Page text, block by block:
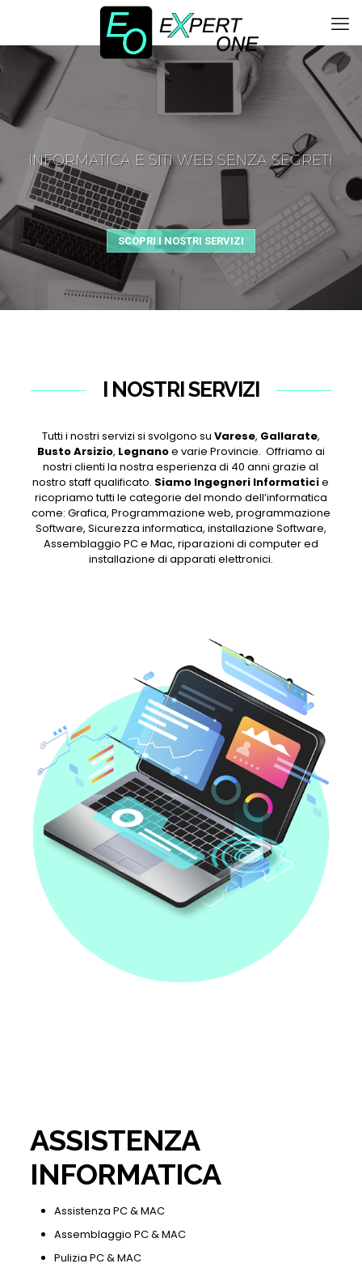
INFORMATICA E SITI WEB SENZA SEGRETI
SCOPRI I NOSTRI SERVIZI
I NOSTRI SERVIZI
Tutti i nostri servizi si svolgono su Varese, Gallarate,
Busto Arsizio, Legnanoe varie Provincie. Offriamo ai
nostri clienti la nostra esperienza di 40 anni grazie al
nostro staff qualificato. Siamo Ingegneri Informaticie
ricopriamo tutti le categorie del mondo dell’informatica
come: Grafica, Programmazione web, programmazione
Software, Sicurezza informatica, installazione Software,
Assemblaggio PC e Mac, riparazioni di computer ed
installazione di apparati elettronici.
ASSISTENZA
INFORMATICA
Assistenza PC & MAC
Assemblaggio PC & MAC
Pulizia PC & MAC